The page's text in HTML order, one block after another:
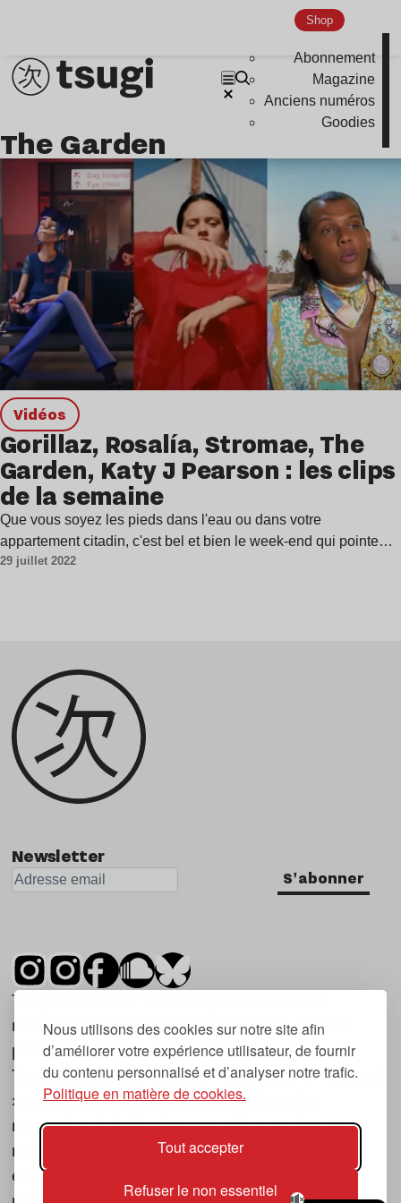
Nous utilisons des cookies sur notre site afin
d’améliorer votre expérience utilisateur, de fournir
du contenu personnalisé et d’analyser notre trafic.
Politique en matière de cookies.
Tout accepter
Refuser le non essentiel
Shop
Abonnement
Magazine
Anciens numéros
Goodies
The Garden
Vidéos
Gorillaz, Rosalía, Stromae, The
Garden, Katy J Pearson : les clips
de la semaine
Que vous soyez les pieds dans l'eau ou dans votre
appartement citadin, c'est bel et bien le week-end qui pointe…
29 juillet 2022
Newsletter
S'abonner
Tsugi est un mensuel indépendant sur la
musique et les nouvelles tendances, dont la
première parution date de 2007.
Tsugi en japonais signifie « prochain », « suivant
», ce qui correspond à la thématique du
magazine, à l’affût des nouvelles tendances
musicales, qu’elles viennent de la musique
électronique, du rock ou du hip hop, et des